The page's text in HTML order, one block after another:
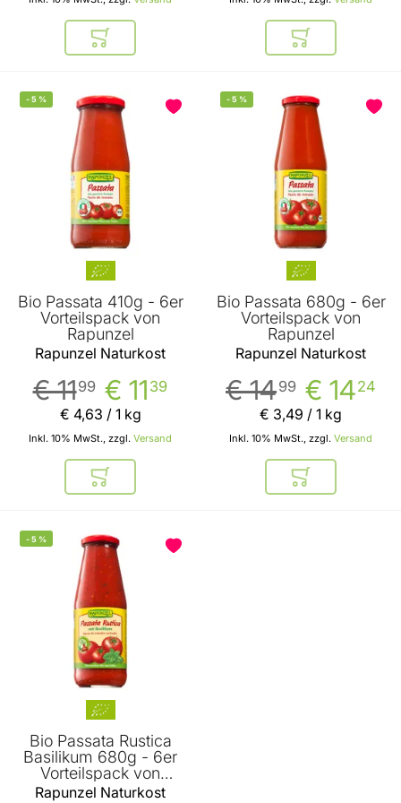
In den Warenkorb In den
-5 %
Bio Passata 410g - 6er
Vorteilspack von
Rapunzel
Rapunzel Naturkost
€ 11 39
€ 1199
Inkl. 10% MwSt., zzgl. Versand
€ 4,63 / 1 kg
In den Warenkorb
-5 %
Bio Passata 680g - 6er
Vorteilspack von
Rapunzel
Rapunzel Naturkost
€ 1424
€ 1499
Inkl. 10% MwSt., zzgl. Versand
€ 3,49 / 1 kg
In den
-5 %
Bio Passata Rustica
Basilikum 680g - 6er
Vorteilspack von
Rapunzel
Rapunzel Naturkost